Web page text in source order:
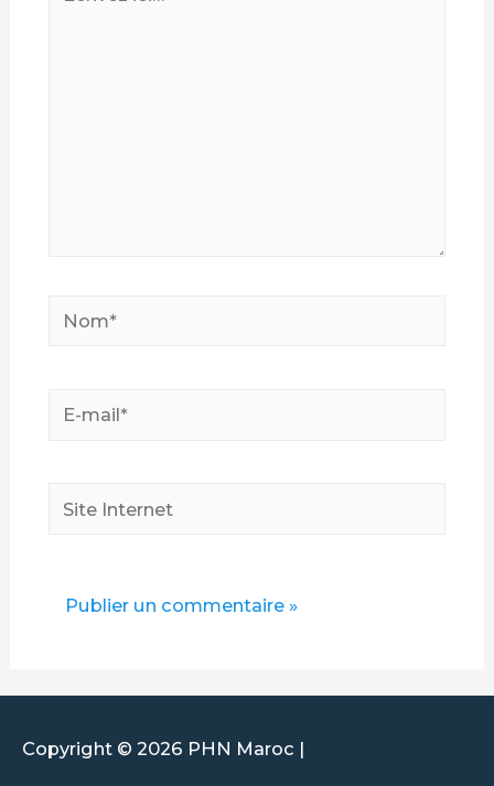
Copyright © 2026 PHN Maroc |